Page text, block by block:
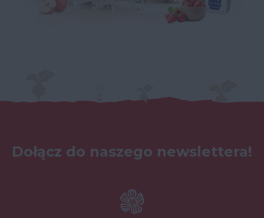
Dołącz do naszego newslettera!